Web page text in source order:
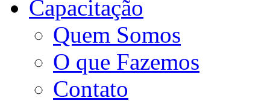
Capacitação
Quem Somos
O que Fazemos
Contato